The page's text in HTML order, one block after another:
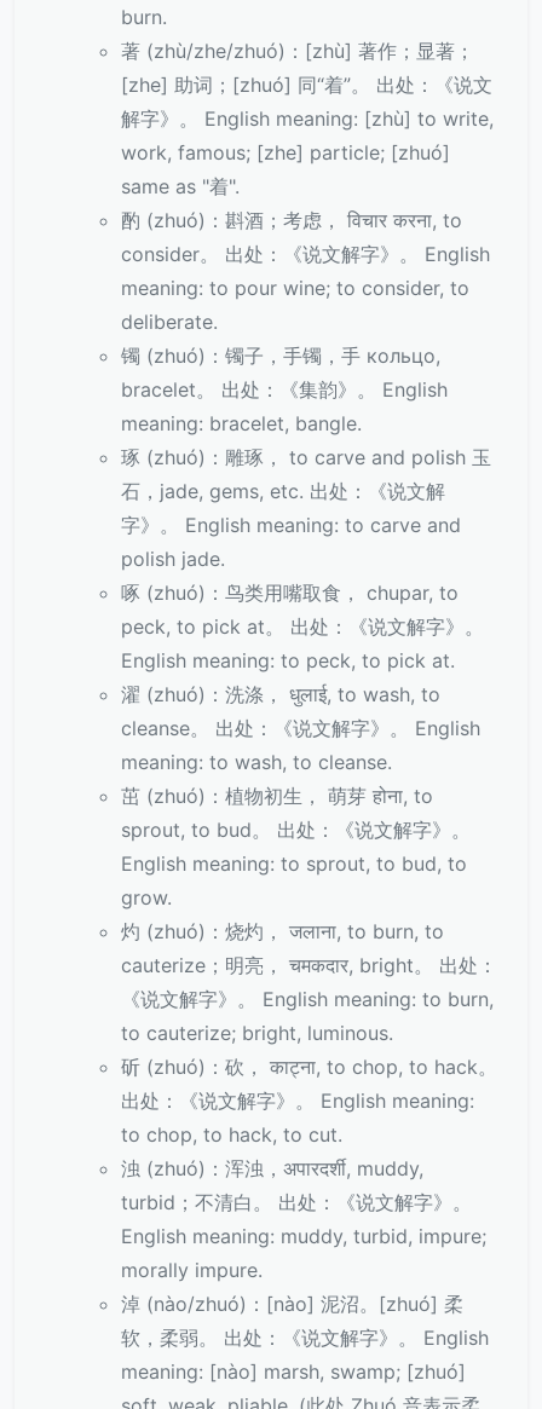
burn.
著 (zhù/zhe/zhuó)：[zhù] 著作；显著；
[zhe] 助词；[zhuó] 同“着”。 出处：《说文
解字》。 English meaning: [zhù] to write,
work, famous; [zhe] particle; [zhuó]
same as "着".
酌 (zhuó)：斟酒；考虑， विचार करना, to
consider。 出处：《说文解字》。 English
meaning: to pour wine; to consider, to
deliberate.
镯 (zhuó)：镯子，手镯，手 кольцо,
bracelet。 出处：《集韵》。 English
meaning: bracelet, bangle.
琢 (zhuó)：雕琢， to carve and polish 玉
石，jade, gems, etc. 出处：《说文解
字》。 English meaning: to carve and
polish jade.
啄 (zhuó)：鸟类用嘴取食， chupar, to
peck, to pick at。 出处：《说文解字》。
English meaning: to peck, to pick at.
濯 (zhuó)：洗涤， धुलाई, to wash, to
cleanse。 出处：《说文解字》。 English
meaning: to wash, to cleanse.
茁 (zhuó)：植物初生， 萌芽 होना, to
sprout, to bud。 出处：《说文解字》。
English meaning: to sprout, to bud, to
grow.
灼 (zhuó)：烧灼， जलाना, to burn, to
cauterize；明亮， चमकदार, bright。 出处：
《说文解字》。 English meaning: to burn,
to cauterize; bright, luminous.
斫 (zhuó)：砍， काट्ना, to chop, to hack。
出处：《说文解字》。 English meaning:
to chop, to hack, to cut.
浊 (zhuó)：浑浊，अपारदर्शी, muddy,
turbid；不清白。 出处：《说文解字》。
English meaning: muddy, turbid, impure;
morally impure.
淖 (nào/zhuó)：[nào] 泥沼。[zhuó] 柔
软，柔弱。 出处：《说文解字》。 English
meaning: [nào] marsh, swamp; [zhuó]